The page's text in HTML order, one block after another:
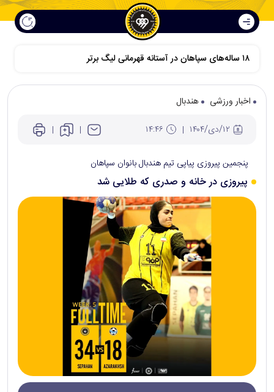
۱۸ ساله‌های سپاهان در آستانه قهرمانی لیگ برتر
اخبار ورزشی
هندبال
پنجمین پیروزی پیاپی تیم هندبال بانوان سپاهان
پیروزی در خانه و صدری که طلایی شد